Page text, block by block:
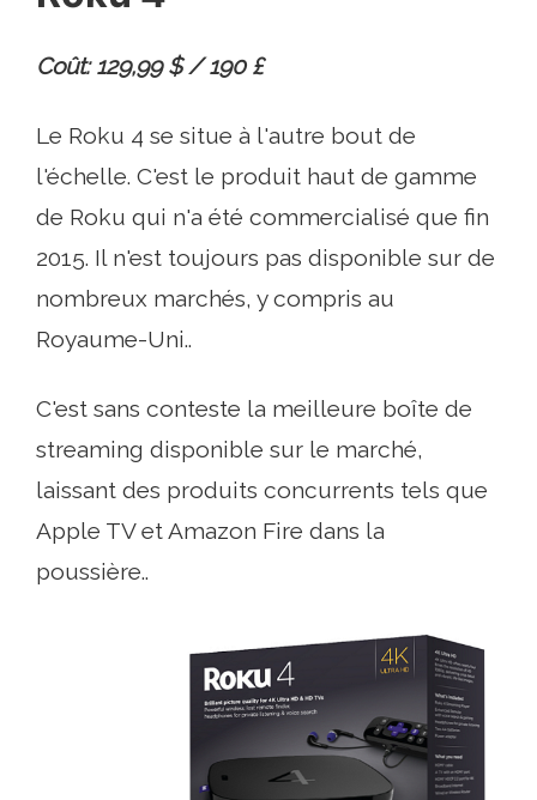
Coût: 129,99 $ / 190 £
Le Roku 4 se situe à l'autre bout de
l'échelle. C'est le produit haut de gamme
de Roku qui n'a été commercialisé que fin
2015. Il n'est toujours pas disponible sur de
nombreux marchés, y compris au
Royaume-Uni..
C'est sans conteste la meilleure boîte de
streaming disponible sur le marché,
laissant des produits concurrents tels que
Apple TV et Amazon Fire dans la
poussière..